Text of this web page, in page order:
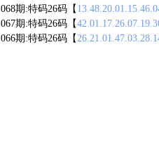
068期:特码26码【
067期:特码26码【
066期:特码26码【